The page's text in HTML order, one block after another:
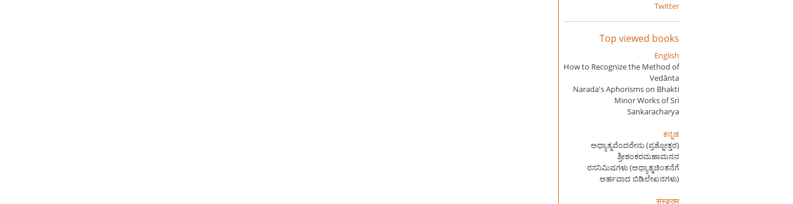
Twitter
Top viewed books
English
How to Recognize the Method of
Vedānta
Narada's Aphorisms on Bhakti
Minor Works of Sri
Sankaracharya
ಕನ್ನಡ
ಅಧ್ಯಾತ್ಮವೆಂದರೇನು (ಪ್ರಶ್ನೋತ್ತರ)
ಶ್ರೀಶಂಕರಮಹಾಮನನ
ರಸನಿಮಿಷಗಳು (ಅಧ್ಯಾತ್ಮಚಿಂತನೆಗೆ
ಅರ್ಹವಾದ ಬಿಡಿಲೇಖನಗಳು)
संस्कृतम्